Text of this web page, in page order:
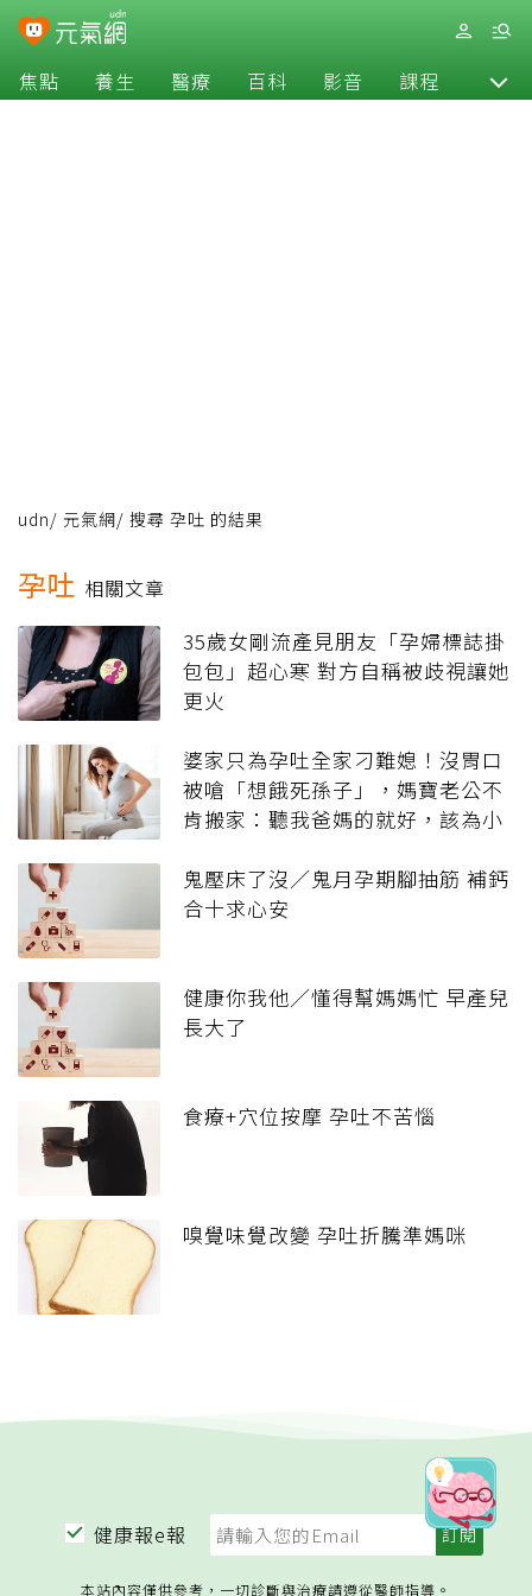
焦點 養生 醫療 百科 影音 課程 退休
udn/ 元氣網/ 搜尋 孕吐 的結果
孕吐 相關文章
35歲女剛流產見朋友「孕婦標誌掛
包包」超心寒 對方自稱被歧視讓她
更火
婆家只為孕吐全家刁難媳！沒胃口
被嗆「想餓死孫子」，媽寶老公不
肯搬家：聽我爸媽的就好，該為小
鬼壓床了沒／鬼月孕期腳抽筋 補鈣
合十求心安
健康你我他／懂得幫媽媽忙 早產兒
長大了
食療+穴位按摩 孕吐不苦惱
嗅覺味覺改變 孕吐折騰準媽咪
健康報e報
本站內容僅供參考，一切診斷與治療請遵從醫師指導。